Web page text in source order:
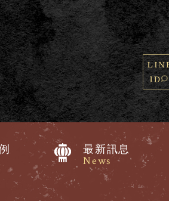
最新訊息
News